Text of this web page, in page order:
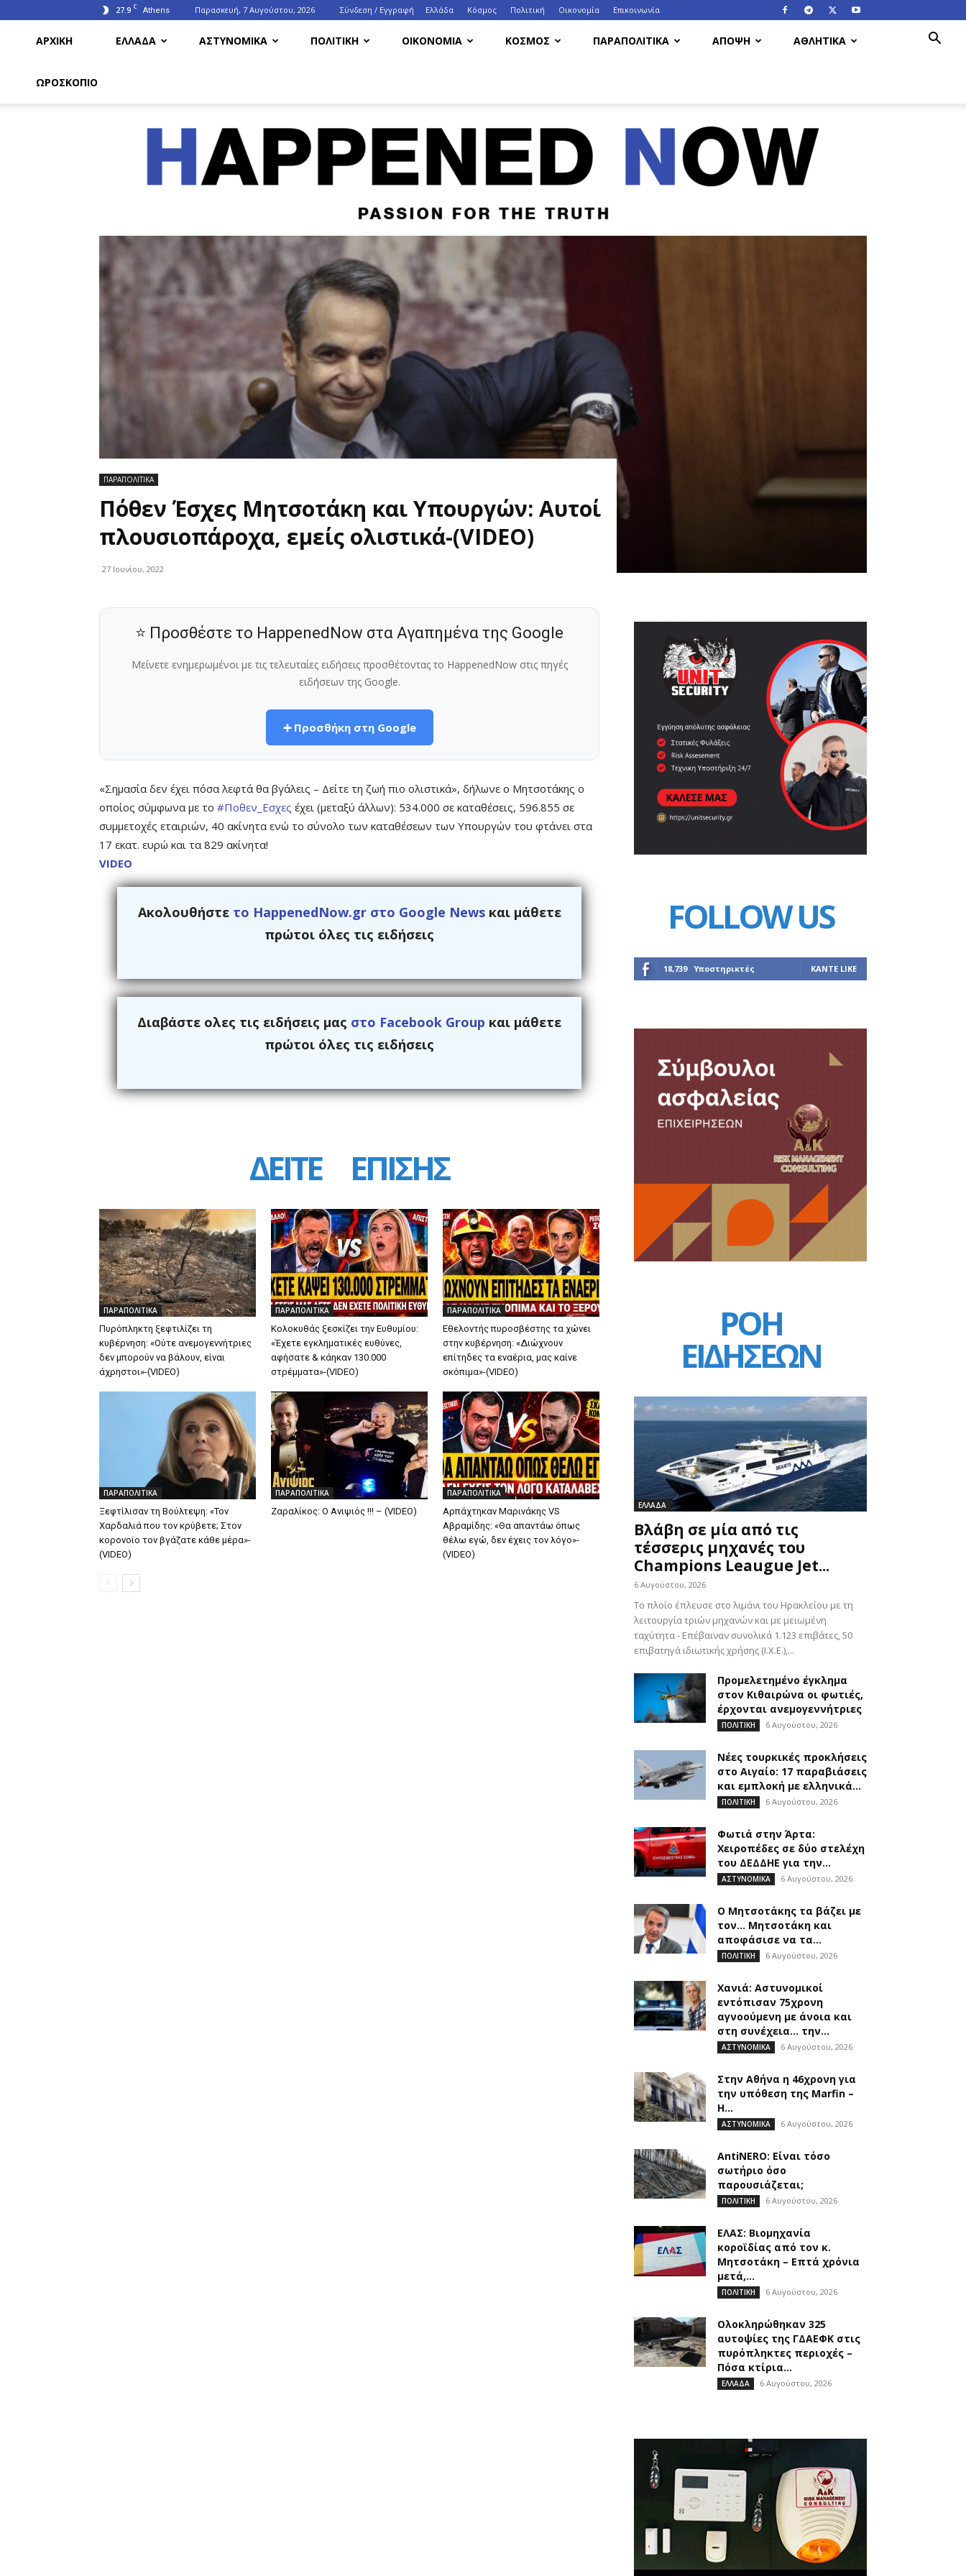
27.9 C Athens Παρασκευή, 7 Αυγούστου, 2026 Σύνδεση / Εγγραφή Ελλάδα Κόσμος Πολιτική Οικονομία Eπικοινωνία
ΑΡΧΙΚΗ ΕΛΛΑΔΑ ΑΣΤΥΝΟΜΙΚΑ ΠΟΛΙΤΙΚΗ ΟΙΚΟΝΟΜΙΑ ΚΟΣΜΟΣ ΠΑΡΑΠΟΛΙΤΙΚΑ ΑΠΟΨΗ ΑΘΛΗΤΙΚΑ
ΩΡΟΣΚΟΠΙΟ
HappenedNow.gr
ΠΑΡΑΠΟΛΙΤΙΚΑ
Πόθεν Έσχες Μητσοτάκη και Υπουργών: Αυτοί
πλουσιοπάροχα, εμείς ολιστικά-(VIDEO)
27 Ιουνίου, 2022
⭐ Προσθέστε το HappenedNow στα Αγαπημένα της Google
Μείνετε ενημερωμένοι με τις τελευταίες ειδήσεις προσθέτοντας το HappenedNow στις πηγές
ειδήσεων της Google.
➕ Προσθήκη στη Google
«Σημασία δεν έχει πόσα λεφτά θα βγάλεις – Δείτε τη ζωή πιο ολιστικά», δήλωνε ο Μητσοτάκης ο
οποίος σύμφωνα με το #Ποθεν_Εσχες έχει (μεταξύ άλλων): 534.000 σε καταθέσεις, 596.855 σε
συμμετοχές εταιριών, 40 ακίνητα ενώ το σύνολο των καταθέσεων των Υπουργών του φτάνει στα
17 εκατ. ευρώ και τα 829 ακίνητα!
VIDEO
Ακολουθήστε το HappenedNow.gr στο Google Newsκαι μάθετε
πρώτοι όλες τις ειδήσεις
Διαβάστε ολες τις ειδήσεις μας στο Facebook Group και μάθετε
πρώτοι όλες τις ειδήσεις
ΔΕΙΤΕ ΕΠΙΣΗΣ
ΠΑΡΑΠΟΛΙΤΙΚΑ
Πυρόπληκτη ξεφτιλίζει τη
κυβέρνηση: «Ούτε ανεμογεννήτριες
δεν μπορούν να βάλουν, είναι
άχρηστοι»-(VIDEO)
ΠΑΡΑΠΟΛΙΤΙΚΑ
Κολοκυθάς ξεσκίζει την Ευθυμίου:
«Έχετε εγκληματικές ευθύνες,
αφήσατε & κάηκαν 130.000
στρέμματα»-(VIDEO)
ΠΑΡΑΠΟΛΙΤΙΚΑ
Εθελοντής πυροσβέστης τα χώνει
στην κυβέρνηση: «Διώχνουν
επίτηδες τα εναέρια, μας καίνε
σκόπιμα»-(VIDEO)
ΠΑΡΑΠΟΛΙΤΙΚΑ
Ξεφτίλισαν τη Βούλτεψη: «Τον
Χαρδαλιά που τον κρύβετε; Στον
κορονοϊο τον βγάζατε κάθε μέρα»-
(VIDEO)
ΠΑΡΑΠΟΛΙΤΙΚΑ
Ζαραλίκος: O Ανιψιός !!! – (VIDEO)
ΠΑΡΑΠΟΛΙΤΙΚΑ
Αρπάχτηκαν Μαρινάκης VS
Αβραμίδης: «Θα απαντάω όπως
θέλω εγώ, δεν έχεις τον λόγο»-
(VIDEO)
FOLLOW US
18,739 Υποστηρικτές ΚΆΝΤΕ LIKE
ΡΟΗ
ΕΙΔΗΣΕΩΝ
ΕΛΛΑΔΑ
Βλάβη σε μία από τις
τέσσερις μηχανές του
Champions Leaugue Jet...
6 Αυγούστου, 2026
Το πλοίο έπλευσε στο λιμάνι του Ηρακλείου με τη
λειτουργία τριών μηχανών και με μειωμένη
ταχύτητα - Επέβαιναν συνολικά 1.123 επιβάτες, 50
επιβατηγά ιδιωτικής χρήσης (Ι.Χ.Ε.),...
Προμελετημένο έγκλημα
στον Κιθαιρώνα οι φωτιές,
έρχονται ανεμογεννήτριες
ΠΟΛΙΤΙΚΗ 6 Αυγούστου, 2026
Νέες τουρκικές προκλήσεις
στο Αιγαίο: 17 παραβιάσεις
και εμπλοκή με ελληνικά...
ΠΟΛΙΤΙΚΗ 6 Αυγούστου, 2026
Φωτιά στην Άρτα:
Χειροπέδες σε δύο στελέχη
του ΔΕΔΔΗΕ για την...
ΑΣΤΥΝΟΜΙΚΑ 6 Αυγούστου, 2026
Ο Μητσοτάκης τα βάζει με
τον… Μητσοτάκη και
αποφάσισε να τα...
ΠΟΛΙΤΙΚΗ 6 Αυγούστου, 2026
Χανιά: Αστυνομικοί
εντόπισαν 75χρονη
αγνοούμενη με άνοια και
στη συνέχεια… την...
ΑΣΤΥΝΟΜΙΚΑ 6 Αυγούστου, 2026
Στην Αθήνα η 46χρονη για
την υπόθεση της Marfin –
Η...
ΑΣΤΥΝΟΜΙΚΑ 6 Αυγούστου, 2026
AntiNERO: Είναι τόσο
σωτήριο όσο
παρουσιάζεται;
ΠΟΛΙΤΙΚΗ 6 Αυγούστου, 2026
ΕΛΑΣ: Βιομηχανία
κοροϊδίας από τον κ.
Μητσοτάκη – Επτά χρόνια
μετά,...
ΠΟΛΙΤΙΚΗ 6 Αυγούστου, 2026
Ολοκληρώθηκαν 325
αυτοψίες της ΓΔΑΕΦΚ στις
πυρόπληκτες περιοχές –
Πόσα κτίρια...
ΕΛΛΑΔΑ 6 Αυγούστου, 2026